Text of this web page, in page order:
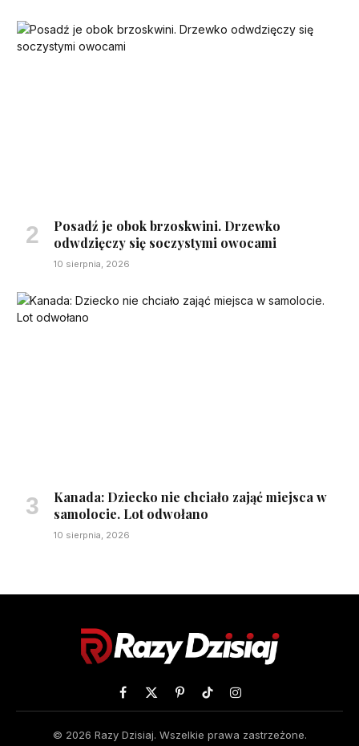
Posadź je obok brzoskwini. Drzewko
odwdzięczy się soczystymi owocami
10 sierpnia, 2026
Kanada: Dziecko nie chciało zająć miejsca w
samolocie. Lot odwołano
10 sierpnia, 2026
Facebook
X
PinterestTikTokInstagram
© 2026 Razy Dzisiaj. Wszelkie prawa zastrzeżone.